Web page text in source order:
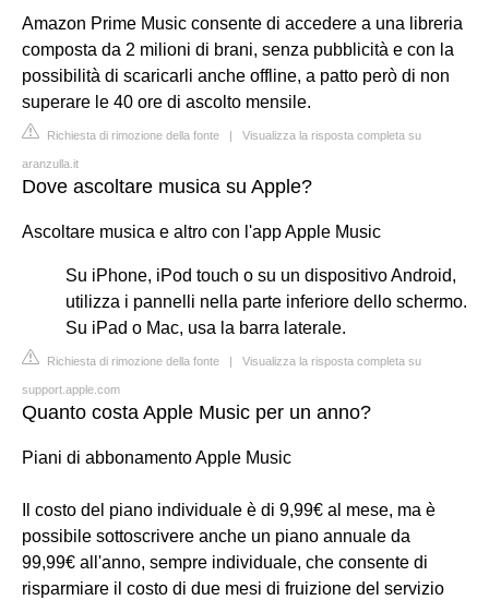
Amazon Prime Music consente di accedere a una libreria
composta da 2 milioni di brani, senza pubblicità e con la
possibilità di scaricarli anche offline, a patto però di non
superare le 40 ore di ascolto mensile.
Richiesta di rimozione della fonte | Visualizza la risposta completa su
aranzulla.it
Dove ascoltare musica su Apple?
Ascoltare musica e altro con l'app Apple Music
Su iPhone, iPod touch o su un dispositivo Android,
utilizza i pannelli nella parte inferiore dello schermo.
Su iPad o Mac, usa la barra laterale.
Richiesta di rimozione della fonte | Visualizza la risposta completa su
support.apple.com
Quanto costa Apple Music per un anno?
Piani di abbonamento Apple Music
Il costo del piano individuale è di 9,99€ al mese, ma è
possibile sottoscrivere anche un piano annuale da
99,99€ all'anno, sempre individuale, che consente di
risparmiare il costo di due mesi di fruizione del servizio